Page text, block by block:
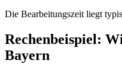
Die Bearbeitungszeit liegt
Rechenbeispiel:
Bayern